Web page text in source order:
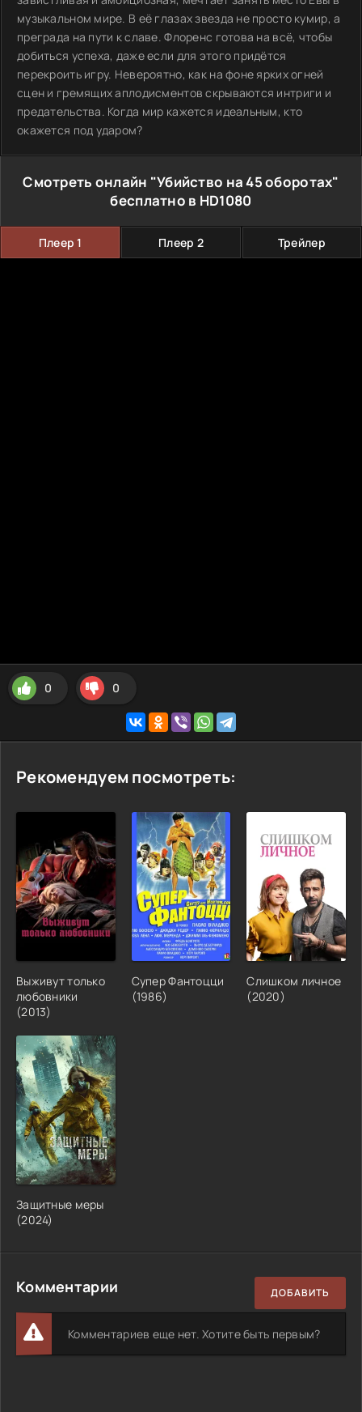
музыкальном мире. В её глазах звезда не просто кумир, а
преграда на пути к славе. Флоренс готова на всё, чтобы
добиться успеха, даже если для этого придётся
перекроить игру. Невероятно, как на фоне ярких огней
сцен и гремящих аплодисментов скрываются интриги и
предательства. Когда мир кажется идеальным, кто
окажется под ударом?
Смотреть онлайн "Убийство на 45 оборотах"
бесплатно в HD1080
Плеер 1 Плеер 2 Трейлер
0 0
Рекомендуем посмотреть:
Выживут только
любовники
(2013)
Супер Фантоцци
(1986)
Слишком личное
(2020)
Защитные меры
(2024)
Комментарии ДОБАВИТЬ
Комментариев еще нет. Хотите быть первым?